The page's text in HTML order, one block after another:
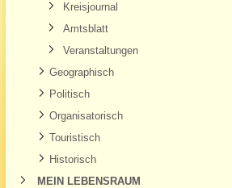
Kreisjournal
Amtsblatt
Veranstaltungen
Geographisch
Politisch
Organisatorisch
Touristisch
Historisch
MEIN LEBENSRAUM